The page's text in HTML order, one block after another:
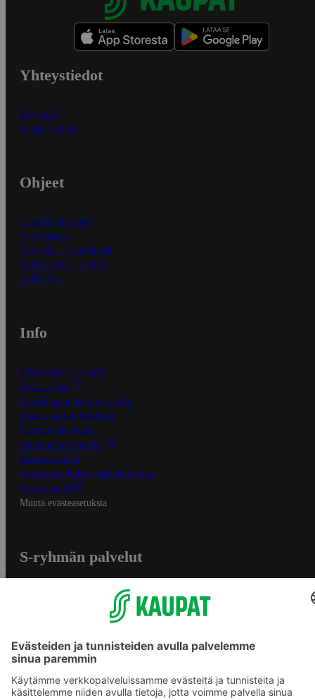
Yhteystiedot
Myymälät
Asiakaspalvelu
Ohjeet
Ensitilaajan ohjeet
Näin maksat
Näin tilaat ja muokkaat
Kaikki ohjeet ja vinkit
In English
Info
S-Business yrityksille
Oiva-raportit
Osuuskauppojen yhteystiedot
Tilaus- ja toimitusehdot
Tietosuojakäytäntö
Palvelun käyttöehdot
Saavutettavuus
Mobiilisovelluksen saavutettavuus
Mainostajalle
Muuta evästeasetuksia
S-ryhmän palvelut
S-ostoslista -sovellus
Prisma.fi
Sokos.fi
S-Pankki